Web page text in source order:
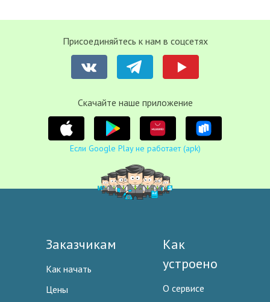
Присоединяйтесь к нам в соцсетях
Cкачайте наше приложение
Если Google Play не работает (apk)
Заказчикам
Как начать
Цены
Как
устроено
О сервисе